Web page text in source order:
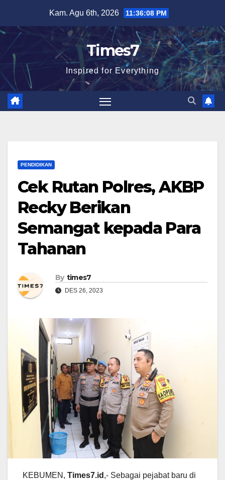
content
Kam. Agu 6th, 2026 11:36:09 PM
Times7
Inspired for Everything
PENDIDIKAN
Cek Rutan Polres, AKBP
Recky Berikan
Semangat kepada Para
Tahanan
By times7
DES 26, 2023
KEBUMEN, Times7.id ,- Sebagai pejabat baru di